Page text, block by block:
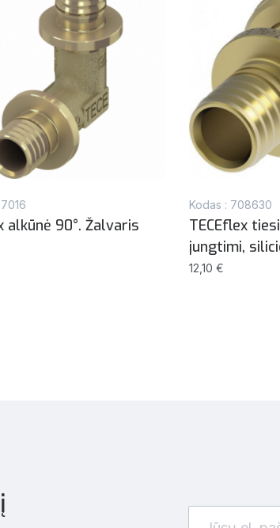
alkūnė 90°. Žalvaris
Kodas : 708630
TECEflex
jungtimi,
12,10 €